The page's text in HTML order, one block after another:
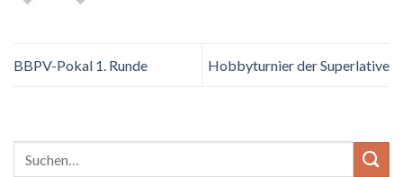
BBPV-Pokal 1. Runde Hobbyturnier der Superlative